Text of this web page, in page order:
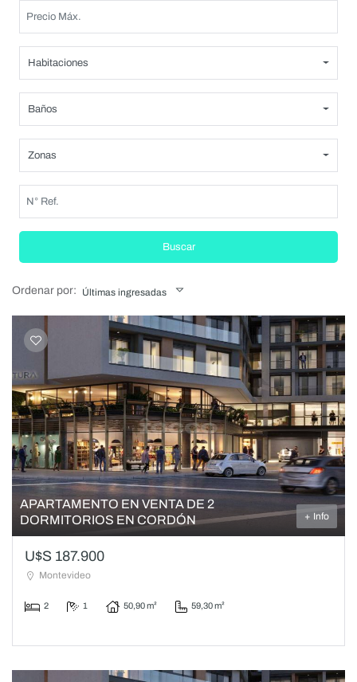
Habitaciones
Baños
Zonas
Buscar
Ordenar por: Últimas ingresadas
APARTAMENTO EN VENTA DE 2
DORMITORIOS EN CORDÓN
+ Info
U$S 187.900
Montevideo
2 1 50,90 m² 59,30 m²